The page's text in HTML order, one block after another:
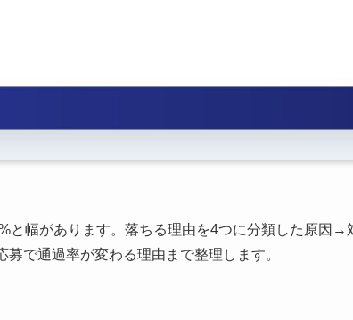
と幅があります。落ちる理由を4つに分類した原因→
で通過率が変わる理由まで整理します。